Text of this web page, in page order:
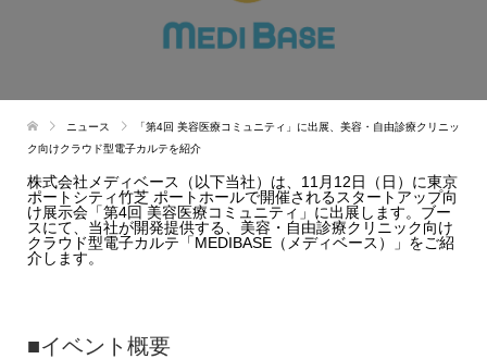
ニュース
「第4回 美容医療コミュニティ」に出展、美容・自由診療クリニッ
ク向けクラウド型電子カルテを紹介
株式会社メディベース（以下当社）は、11月12日（日）に東京
ポートシティ竹芝 ポートホールで開催されるスタートアップ向
け展示会「第4回 美容医療コミュニティ」に出展します。ブー
スにて、当社が開発提供する、美容・自由診療クリニック向け
クラウド型電子カルテ「MEDIBASE（メディベース）」をご紹
介します。
■イベント概要